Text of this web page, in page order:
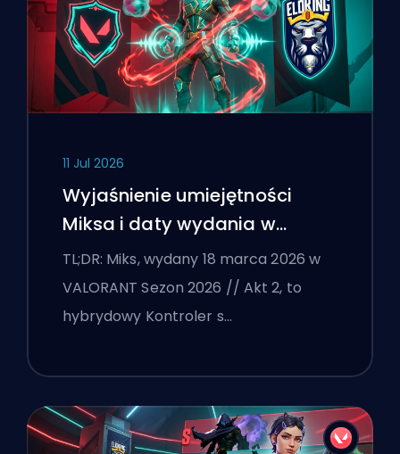
11 Jul 2026
Wyjaśnienie umiejętności
Miksa i daty wydania w
VALORANT
TL;DR: Miks, wydany 18 marca 2026 w
VALORANT Sezon 2026 // Akt 2, to
hybrydowy Kontroler s…